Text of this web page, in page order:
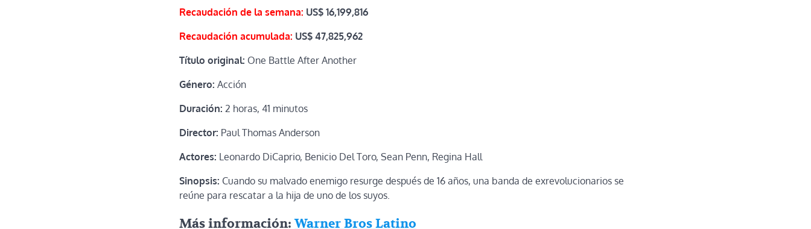
Recaudación de la semana: US$ 16,199,816
Recaudación acumulada: US$ 47,825,962
Título original: One Battle After Another
Género: Acción
Duración: 2 horas, 41 minutos
Director: Paul Thomas Anderson
Actores: Leonardo DiCaprio, Benicio Del Toro, Sean Penn, Regina Hall
Sinopsis: Cuando su malvado enemigo resurge después de 16 años, una banda de exrevolucionarios se
reúne para rescatar a la hija de uno de los suyos.
Más información: Warner Bros Latino